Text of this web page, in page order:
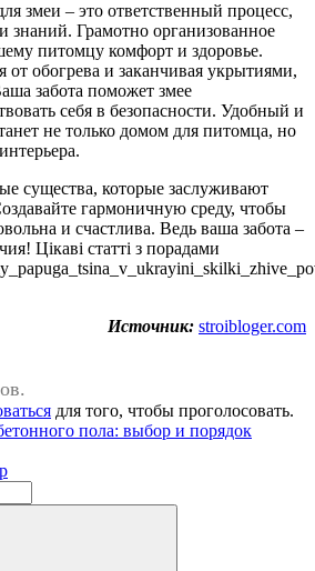
змеи – это ответственный процесс,
Грамотно организованное
питомцу комфорт и здоровье.
от обогрева и заканчивая укрытиями,
забота поможет змее
себя в безопасности. Удобный и
не только домом для питомца, но
существа, которые заслуживают
гармоничную среду, чтобы
и счастлива. Ведь ваша забота –
Цікаві статті з порадами
Источник: stroibloger.com
для того, чтобы проголосовать.
пола: выбор и порядок